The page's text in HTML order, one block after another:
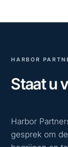
HARBOR
Staat u
Harbor
gesprek om